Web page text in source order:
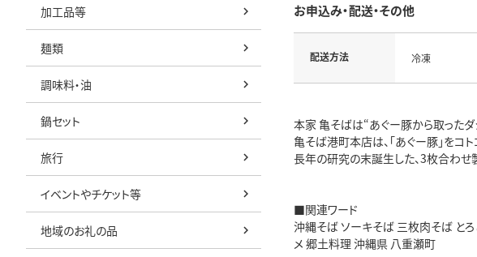
加工品等
麺類
調味料・油
鍋セット
旅行
イベントやチケット等
地域のお礼の品
お申込み・配送・その他
配送方法 冷凍
本家 亀そばは“あぐー豚から取った
亀そば港町本店は、「あぐー豚」をコ
長年の研究の末誕生した、3枚合わせ
■関連ワード
沖縄そば ソーキそば 三枚肉そば と
メ 郷土料理 沖縄県 八重瀬町